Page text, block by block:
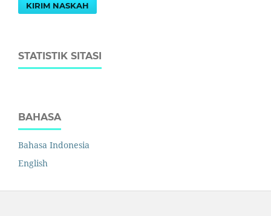
KIRIM NASKAH
STATISTIK SITASI
BAHASA
Bahasa Indonesia
English